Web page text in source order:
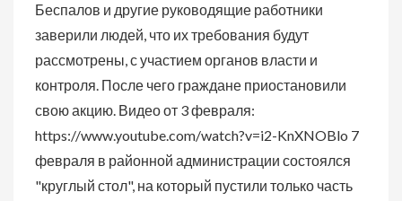
Беспалов и другие руководящие работники
заверили людей, что их требования будут
рассмотрены, с участием органов власти и
контроля. После чего граждане приостановили
свою акцию. Видео от 3 февраля:
https://www.youtube.com/watch?v=i2-KnXNOBlo 7
февраля в районной администрации состоялся
"круглый стол", на который пустили только часть